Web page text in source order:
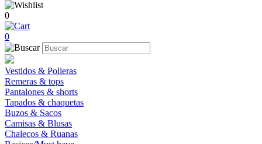
0
0
Vestidos & Polleras
Remeras & tops
Pantalones & shorts
Tapados & chaquetas
Buzos & Sacos
Camisas & Blusas
Chalecos & Ruanas